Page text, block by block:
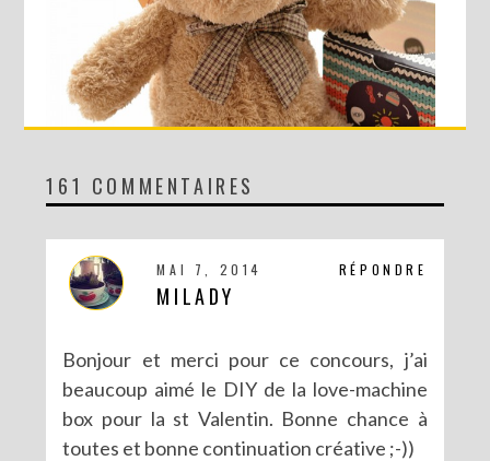
CONCOURS AVEC SERGENT MAJOR
161 COMMENTAIRES
RÉPONDRE
MAI 7, 2014
MILADY
Bonjour et merci pour ce concours, j’ai
beaucoup aimé le DIY de la love-machine
box pour la st Valentin. Bonne chance à
toutes et bonne continuation créative ;-))